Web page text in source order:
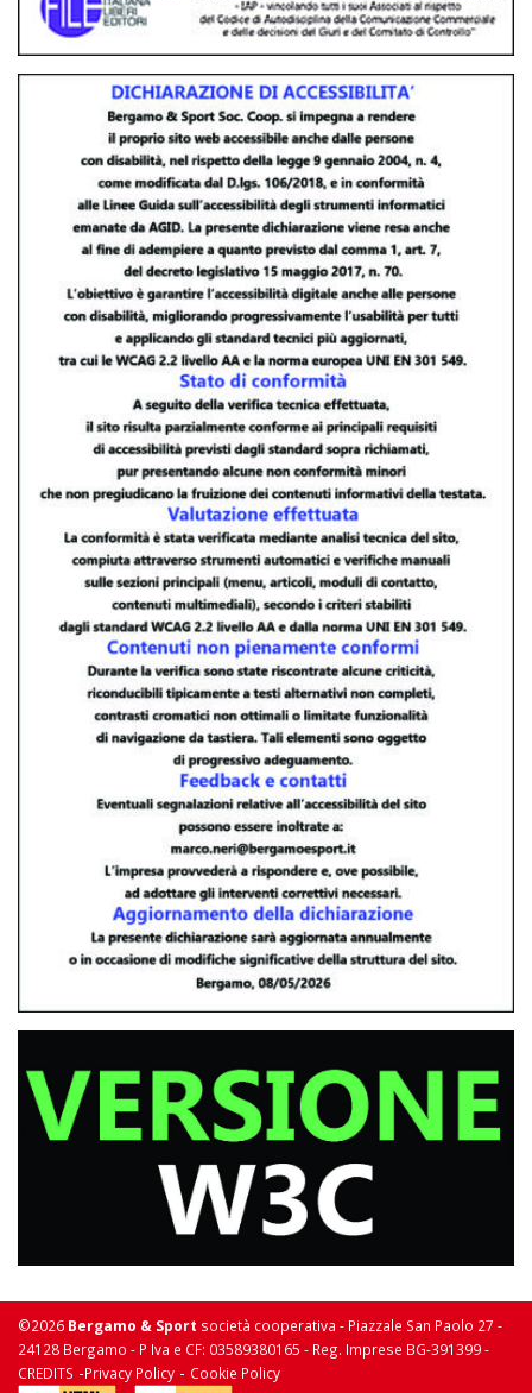
©2026 Bergamo & Sport società cooperativa - Piazzale San Paolo 27 -
24128 Bergamo - P Iva e CF: 03589380165 - Reg. Imprese BG-391399 -
CREDITS -Privacy Policy - Cookie Policy